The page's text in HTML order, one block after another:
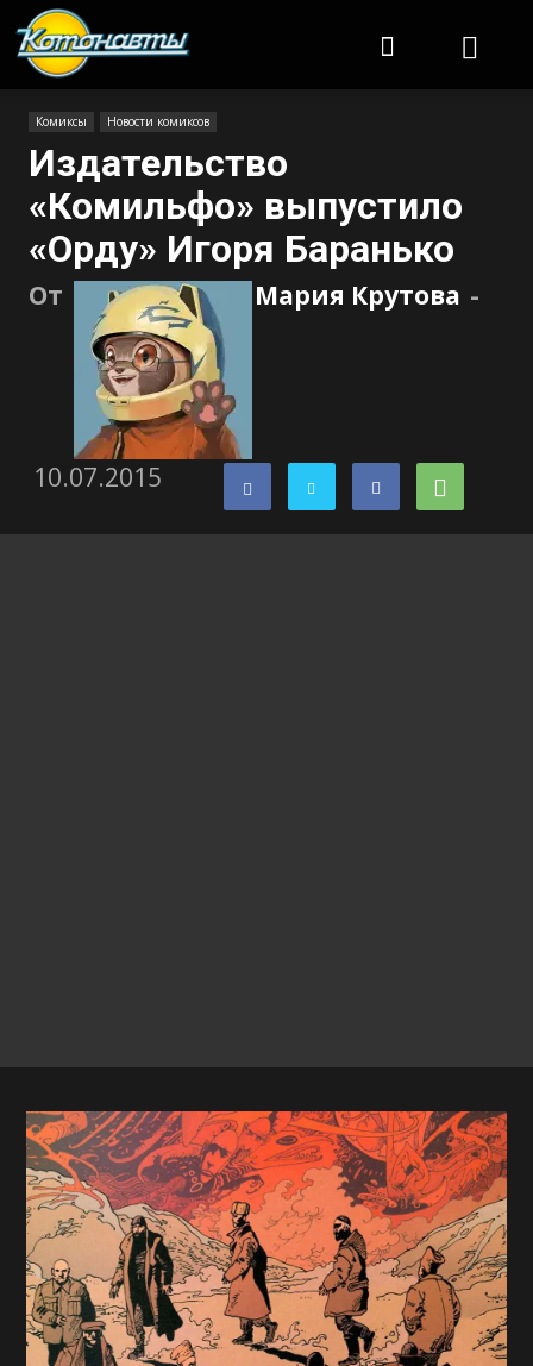
Комиксы Новости комиксов
Издательство
«Комильфо» выпустило
«Орду» Игоря Баранько
От Мария Крутова -
10.07.2015